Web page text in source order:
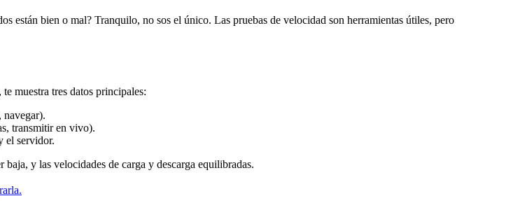
están bien o mal? Tranquilo, no sos el único. Las pruebas de velocidad son herramientas útiles, pero
muestra tres datos principales:
navegar).
transmitir en vivo).
el servidor.
y las velocidades de carga y descarga equilibradas.